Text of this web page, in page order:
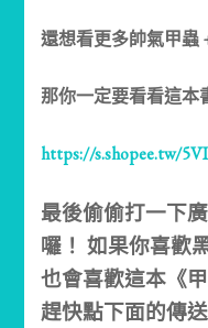
還想看更多帥氣甲蟲
那你一定要看看這本
https://s.shopee.tw/
最後偷偷打一下
囉！ 如果你喜歡
也會喜歡這本《
趕快點下面的傳